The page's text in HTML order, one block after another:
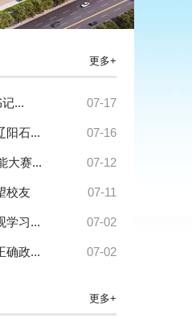
更多+
... 07-17
阳石... 07-16
大赛... 07-12
校友 07-11
学习... 07-02
确政... 07-02
更多+